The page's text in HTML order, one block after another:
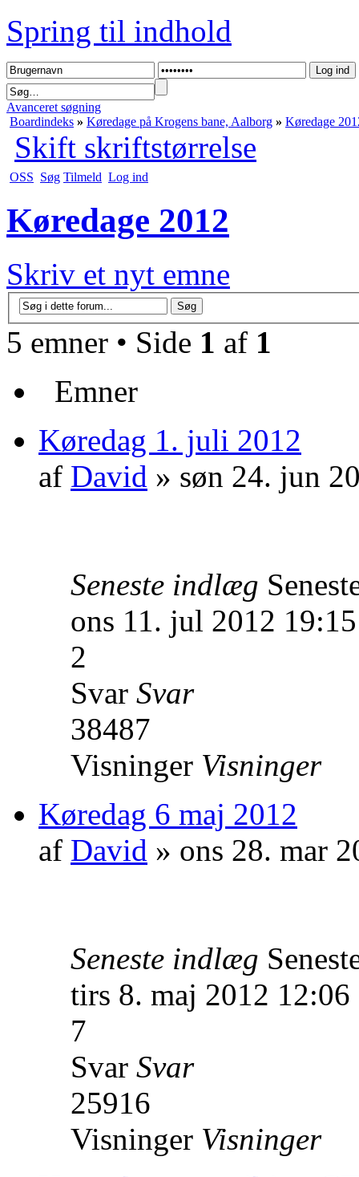
Spring til indhold
Avanceret søgning
Boardindeks » Køredage på Krogens bane, Aalborg » Køredage
Skift skriftstørrelse
OSS Søg Tilmeld Log ind
Køredage 2012
Skriv et nyt emne
5 emner • Side 1 af 1
Emner
Køredag 1. juli 2012
af David » søn 24. jun
Seneste indlæg
ons 11. jul 2012 19:15
2
Svar Svar
38487
Visninger Visninger
Køredag 6 maj 2012
af David » ons 28. mar
Seneste indlæg
tirs 8. maj 2012 12:06
7
Svar Svar
25916
Visninger Visninger